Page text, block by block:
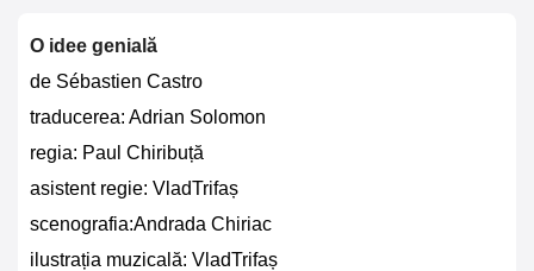
O idee genială
de Sébastien Castro
traducerea: Adrian Solomon
regia: Paul Chiribuță
asistent regie: VladTrifaș
scenografia:Andrada Chiriac
ilustrația muzicală: VladTrifaș